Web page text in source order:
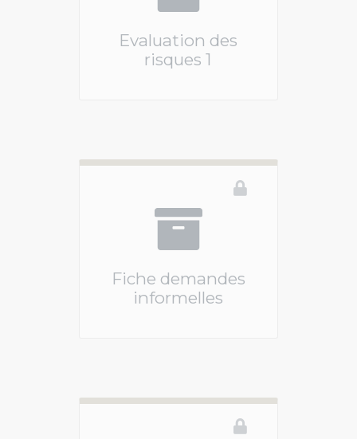
Evaluation des
risques 1
Fiche demandes
informelles